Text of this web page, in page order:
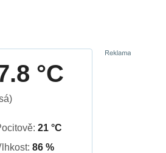
°C
21 °C
86 %